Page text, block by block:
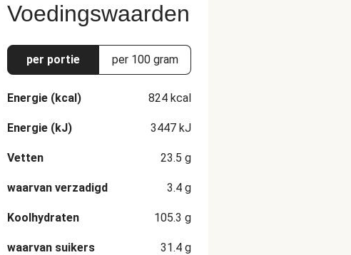
Voedingswaarden
per portie per 100 gram
Energie (kcal) 824 kcal
Energie (kJ) 3447 kJ
Vetten 23.5 g
waarvan verzadigd 3.4 g
Koolhydraten 105.3 g
waarvan suikers 31.4 g